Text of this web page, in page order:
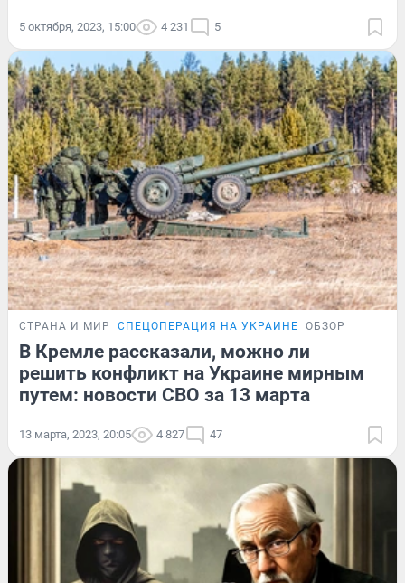
5 октября, 2023, 15:00 4 231 5
СТРАНА И МИР СПЕЦОПЕРАЦИЯ НА УКРАИНЕ ОБЗОР
В Кремле рассказали, можно ли
решить конфликт на Украине мирным
путем: новости СВО за 13 марта
13 марта, 2023, 20:05 4 827 47